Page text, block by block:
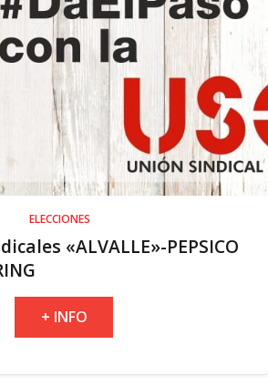
ELECCIONES
«ALVALLE»-PEPSICO
+ INFO